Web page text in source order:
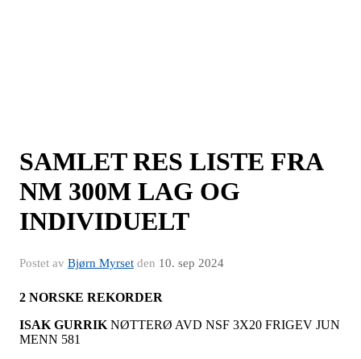
SAMLET RES LISTE FRA
NM 300M LAG OG
INDIVIDUELT
Postet av Bjørn Myrset den 10. sep 2024
2 NORSKE REKORDER
ISAK GURRIK NØTTERØ AVD NSF 3X20 FRIGEV JUN
MENN 581